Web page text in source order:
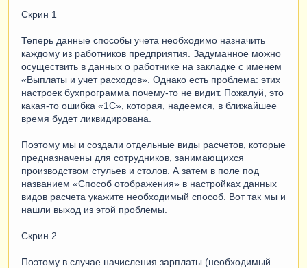
Скрин 1
Теперь данные способы учета необходимо назначить
каждому из работников предприятия. Задуманное можно
осуществить в данных о работнике на закладке с именем
«Выплаты и учет расходов». Однако есть проблема: этих
настроек бухпрограмма почему-то не видит. Пожалуй, это
какая-то ошибка «1С», которая, надеемся, в ближайшее
время будет ликвидирована.
Поэтому мы и создали отдельные виды расчетов, которые
предназначены для сотрудников, занимающихся
производством стульев и столов. А затем в поле под
названием «Способ отображения» в настройках данных
видов расчета укажите необходимый способ. Вот так мы и
нашли выход из этой проблемы.
Скрин 2
Поэтому в случае начисления зарплаты (необходимый